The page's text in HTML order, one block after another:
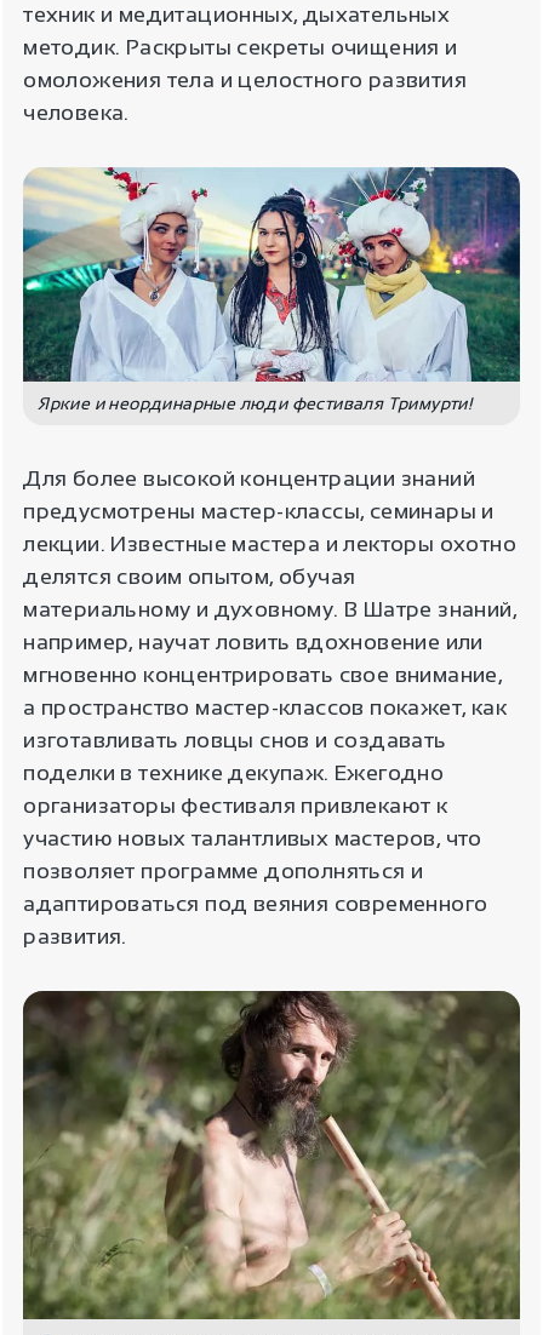
техник и медитационных, дыхательных
методик. Раскрыты секреты очищения и
омоложения тела и целостного развития
человека.
Яркие и неординарные люди фестиваля Тримурти!
Для более высокой концентрации знаний
предусмотрены мастер-классы, семинары и
лекции. Известные мастера и лекторы охотно
делятся своим опытом, обучая
материальному и духовному. В Шатре знаний,
например, научат ловить вдохновение или
мгновенно концентрировать свое внимание,
а пространство мастер-классов покажет, как
изготавливать ловцы снов и создавать
поделки в технике декупаж. Ежегодно
организаторы фестиваля привлекают к
участию новых талантливых мастеров, что
позволяет программе дополняться и
адаптироваться под веяния современного
развития.